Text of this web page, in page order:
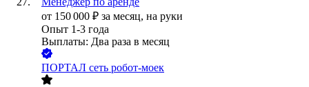
от 150 000 ₽ за месяц, на руки
Опыт 1-3 года
Выплаты: Два раза в месяц
ПОРТАЛ сеть робот-моек